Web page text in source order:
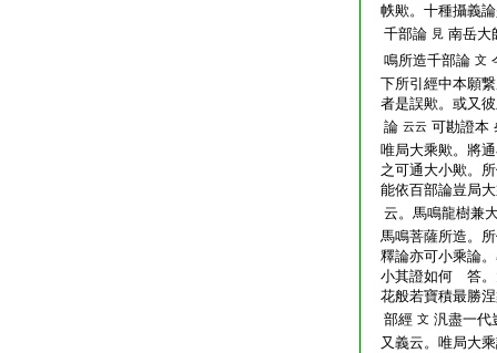
帙歟。十種攝義
千部論 見 南岳大
鳴所造千部論 文
下所引經中本願
者是誤歟。或又
論 云云 可勘證本
唯局大乘歟。將
之可通大小歟。
能依百部論豈局
云。馬鳴龍樹兼
馬鳴菩薩所造。
釋論亦可小乘論
小其證如何 答。
花般若寶積最勝
部經 文 汎盡一代
又義云。唯局大